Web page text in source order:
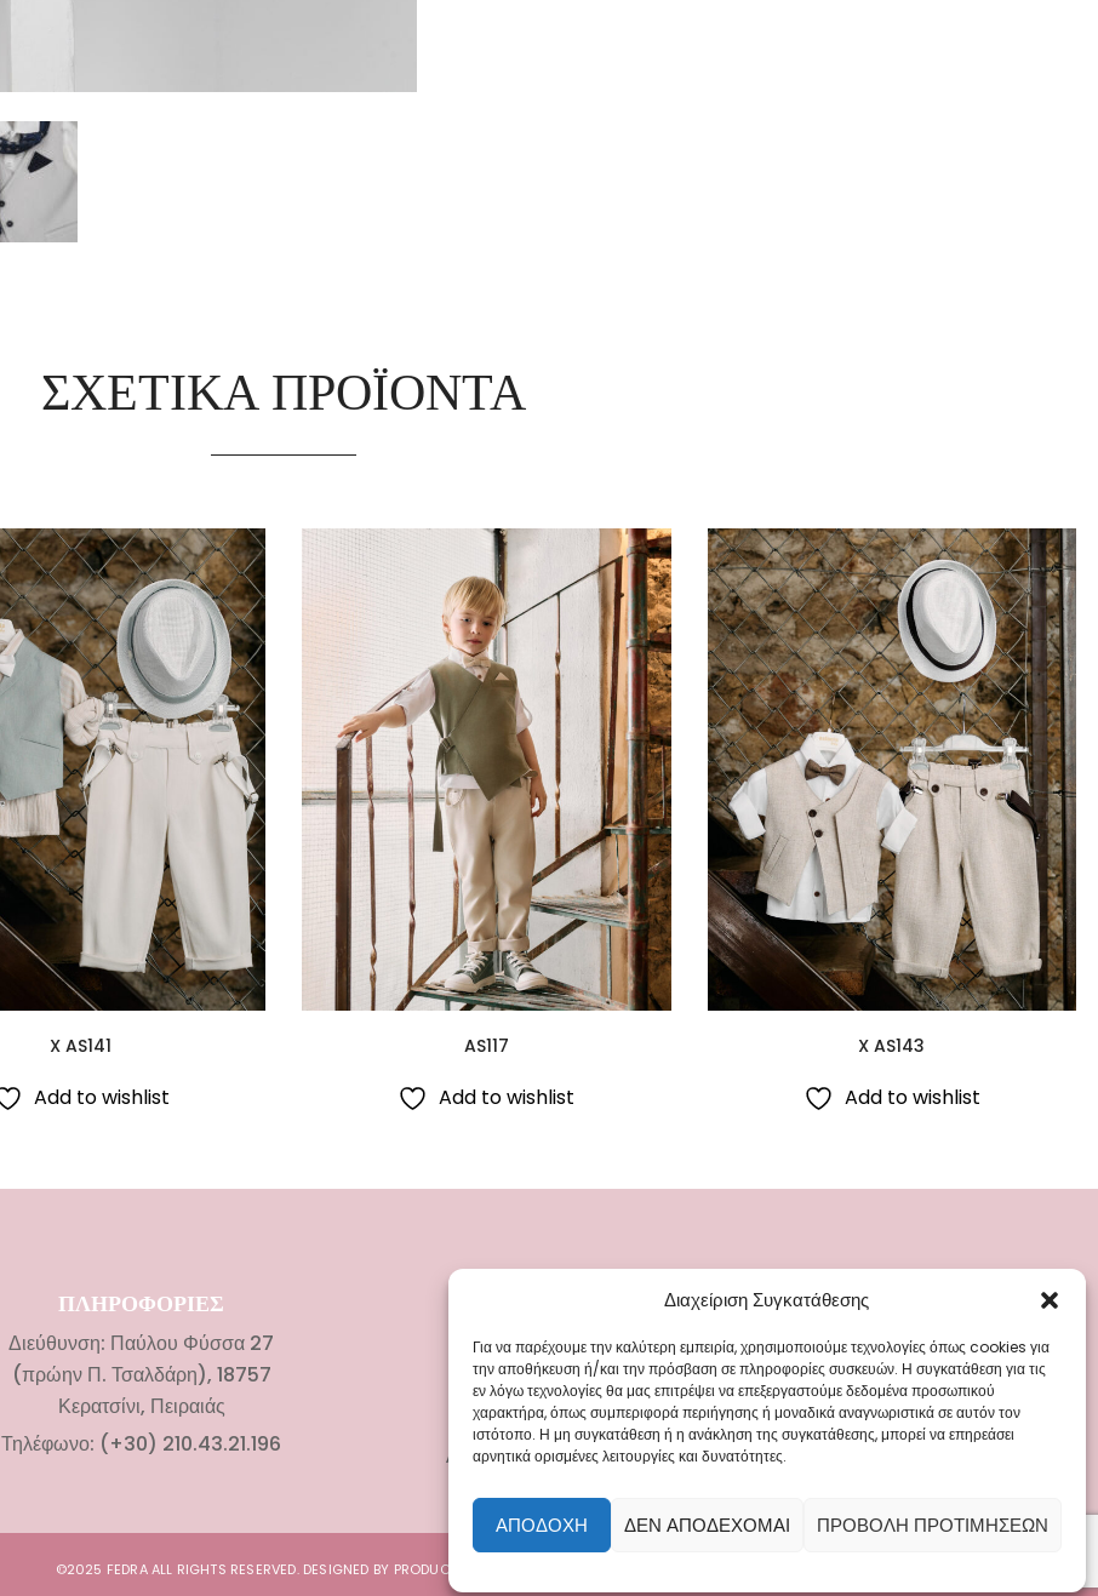
Διαχείριση Συγκατάθεσης
Για να παρέχουμε την καλύτερη εμπειρία, χρησιμοποιούμε τεχνολογίες όπως cookies για
την αποθήκευση ή/και την πρόσβαση σε πληροφορίες συσκευών. Η συγκατάθεση για τις
εν λόγω τεχνολογίες θα μας επιτρέψει να επεξεργαστούμε δεδομένα προσωπικού
χαρακτήρα, όπως συμπεριφορά περιήγησης ή μοναδικά αναγνωριστικά σε αυτόν τον
ιστότοπο. Η μη συγκατάθεση ή η ανάκληση της συγκατάθεσης, μπορεί να επηρεάσει
αρνητικά ορισμένες λειτουργίες και δυνατότητες.
ΑΠΟΔΟΧΉ ΔΕΝ ΑΠΟΔΈΧΟΜΑΙ ΠΡΟΒΟΛΉ ΠΡΟΤΙΜΉΣΕΩΝ
ΣΧΕΤΙΚΆ ΠΡΟΪΌΝΤΑ
X AS141
Add to wishlist
AS117
Add to wishlist
X AS143
Add to wishlist
ΠΛΗΡΟΦΟΡΙΕΣ
Διεύθυνση: Παύλου Φύσσα 27
(πρώην Π. Τσαλδάρη), 18757
Κερατσίνι, Πειραιάς
Τηλέφωνο: (+30) 210.43.21.196
Νυφικά
Αξεσουάρ Γάμου
Βαπτιστικά Ρούχα
Αξεσουάρ Βάπτισης
ΜΕΝΟΥ
Blog
Επικοινωνία
©2025 FEDRA ALL RIGHTS RESERVED. DESIGNED BY PRODUCT DIGITAL